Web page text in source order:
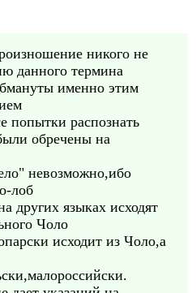
никого не
данного термина
именно этим
попытки распознать
обречены на
невозможно,ибо
лоб
других языках исходят
Чоло
исходит из Чоло,а